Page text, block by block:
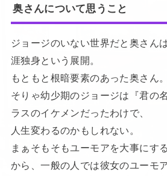
奥さんについて思うこと
ジョージのいない世界だと奥さん
涯独身という展開。
もともと根暗要素のあった奥さん。
そりゃ幼少期のジョージは『君の
ラスのイケメンだったわけで、
人生変わるのかもしれない。
まぁそもそもユーモアを大事にす
から、一般の人では彼女のユーモ